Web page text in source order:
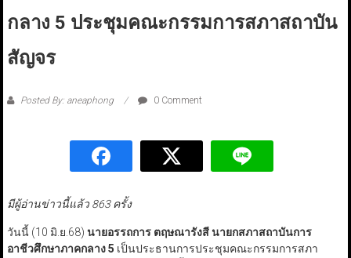
กลาง 5 ประชุมคณะกรรมการสภาสถาบัน
สัญจร
Posted By: aneaphong 0 Comment
มีผู้อ่านข่าวนี้แล้ว 863 ครั้ง
วันนี้ (10 มิ.ย.68) นายอรรถการ ตฤษณารังสี นายกสภาสถาบันการ
อาชีวศึกษาภาคกลาง5 เป็นประธานการประชุมคณะกรรมการสภา